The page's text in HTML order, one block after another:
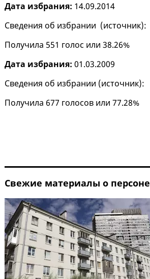
Дата избрания: 14.09.2014
Сведения об избрании (источник):
Получила 551 голос или 38.26%
Дата избрания: 01.03.2009
Сведения об избрании (источник):
Получила 677 голосов или 77.28%
Свежие материалы о персоне